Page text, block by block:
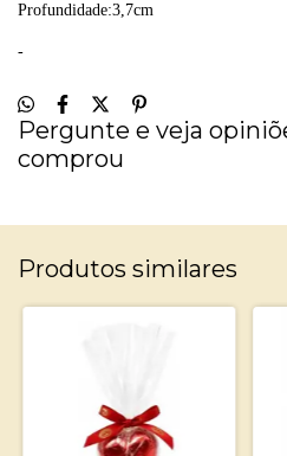
Profundidade:3,7cm
-
Pergunte e veja
comprou
Produtos similares